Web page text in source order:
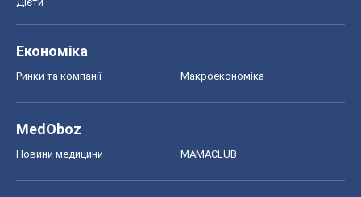
Економіка
Ринки та компанії Макроекономіка
MedOboz
Новини медицини MAMACLUB